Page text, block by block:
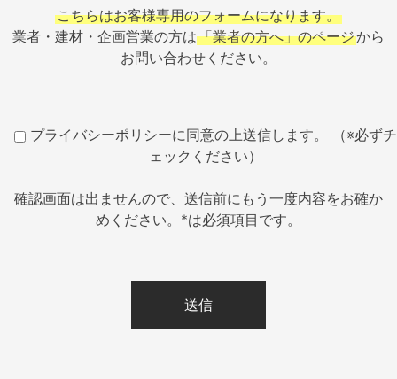
こちらはお客様専用のフォームになります。
業者・建材・企画営業の方は「業者の方へ」のページから
お問い合わせください。
プライバシーポリシーに同意の上送信します。 （※必ずチ
ェックください）
確認画面は出ませんので、送信前にもう一度内容をお確か
めください。*は必須項目です。